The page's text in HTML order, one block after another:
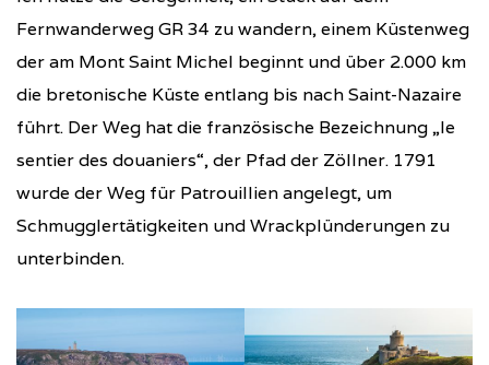
Fernwanderweg GR 34 zu wandern, einem Küstenweg
der am Mont Saint Michel beginnt und über 2.000 km
die bretonische Küste entlang bis nach Saint-Nazaire
führt. Der Weg hat die französische Bezeichnung „le
sentier des douaniers“, der Pfad der Zöllner. 1791
wurde der Weg für Patrouillien angelegt, um
Schmugglertätigkeiten und Wrackplünderungen zu
unterbinden.